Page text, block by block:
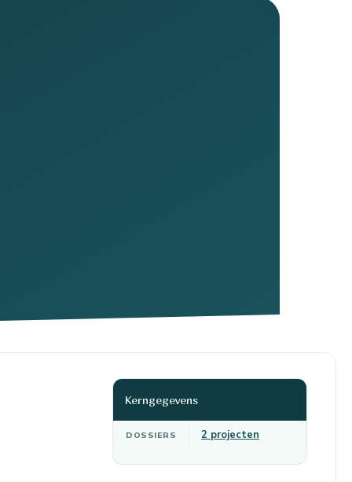
Kerngegevens
DOSSIERS 2 projecten